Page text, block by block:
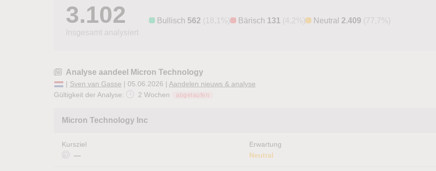
3.102
Insgesamt analysiert
Bullisch 562 (18,1%) Bärisch 131 (4,2%) Neutral 2.409 (77,7%)
Analyse aandeel Micron Technology
| Sven van Gasse | 05.06.2026 | Aandelen nieuws & analyse
Gültigkeit der Analyse:
2 Wochen abgelaufen
Micron Technology Inc
Kursziel
—
Erwartung
Neutral